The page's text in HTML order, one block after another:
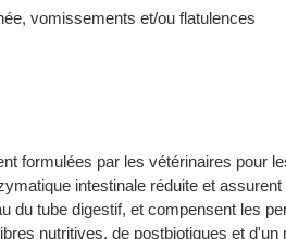
vomissements et/ou flatulences
formulées par les vétérinaires pour
intestinale réduite et
du tube digestif, et compensent les
nutritives, de postbiotiques et